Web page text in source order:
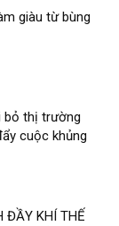
giàu từ bùng
bỏ thị trường
cuộc khủng
ĐẦY KHÍ THẾ